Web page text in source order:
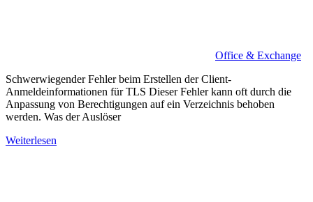
Office & Exchange
Schwerwiegender Fehler beim Erstellen der Client-
Anmeldeinformationen für TLS Dieser Fehler kann oft durch die
Anpassung von Berechtigungen auf ein Verzeichnis behoben
werden. Was der Auslöser
Weiterlesen